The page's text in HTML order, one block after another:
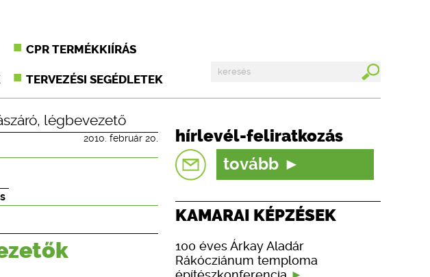
CPR TERMÉKKIÍRÁS
TERVEZÉSI SEGÉDLETEK
, légbevezető
2010. február 20. hírlevél-feliratkozás
tovább
KAMARAI KÉPZÉSEK
100 éves Árkay Aladár
Rákócziánum temploma